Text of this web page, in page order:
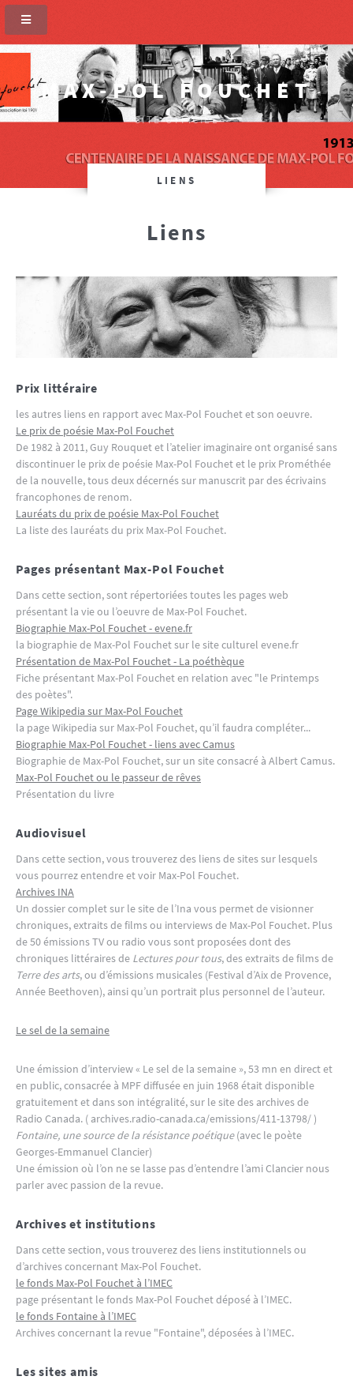
MAX-POL FOUCHET
SITE OFFICIEL
LIENS
Liens
Prix littéraire
les autres liens en rapport avec Max-Pol Fouchet et son oeuvre.
Le prix de poésie Max-Pol Fouchet
De 1982 à 2011, Guy Rouquet et l’atelier imaginaire ont organisé sans
discontinuer le prix de poésie Max-Pol Fouchet et le prix Prométhée
de la nouvelle, tous deux décernés sur manuscrit par des écrivains
francophones de renom.
Lauréats du prix de poésie Max-Pol Fouchet
La liste des lauréats du prix Max-Pol Fouchet.
Pages présentant Max-Pol Fouchet
Dans cette section, sont répertoriées toutes les pages web
présentant la vie ou l’oeuvre de Max-Pol Fouchet.
Biographie Max-Pol Fouchet - evene.fr
la biographie de Max-Pol Fouchet sur le site culturel evene.fr
Présentation de Max-Pol Fouchet - La poéthèque
Fiche présentant Max-Pol Fouchet en relation avec "le Printemps
des poètes".
Page Wikipedia sur Max-Pol Fouchet
la page Wikipedia sur Max-Pol Fouchet, qu’il faudra compléter...
Biographie Max-Pol Fouchet - liens avec Camus
Biographie de Max-Pol Fouchet, sur un site consacré à Albert Camus.
Max-Pol Fouchet ou le passeur de rêves
Présentation du livre
Audiovisuel
Dans cette section, vous trouverez des liens de sites sur lesquels
vous pourrez entendre et voir Max-Pol Fouchet.
Archives INA
Un dossier complet sur le site de l’Ina vous permet de visionner
chroniques, extraits de films ou interviews de Max-Pol Fouchet. Plus
de 50 émissions TV ou radio vous sont proposées dont des
chroniques littéraires de Lectures pour tous, des extraits de films de
Terre des arts, ou d’émissions musicales (Festival d’Aix de Provence,
Année Beethoven), ainsi qu’un portrait plus personnel de l’auteur.
Le sel de la semaine
Une émission d’interview « Le sel de la semaine », 53 mn en direct et
en public, consacrée à MPF diffusée en juin 1968 était disponible
gratuitement et dans son intégralité, sur le site des archives de
Radio Canada. ( archives.radio-canada.ca/emissions/411-13798/ )
Fontaine, une source de la résistance poétique(avec le poète
Georges-Emmanuel Clancier)
Une émission où l’on ne se lasse pas d’entendre l’ami Clancier nous
parler avec passion de la revue.
Archives et institutions
Dans cette section, vous trouverez des liens institutionnels ou
d’archives concernant Max-Pol Fouchet.
le fonds Max-Pol Fouchet à l’IMEC
page présentant le fonds Max-Pol Fouchet déposé à l’IMEC.
le fonds Fontaine à l’IMEC
Archives concernant la revue "Fontaine", déposées à l’IMEC.
Les sites amis